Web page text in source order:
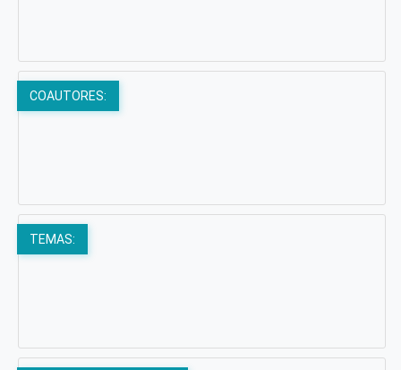
COAUTORES:
TEMAS: